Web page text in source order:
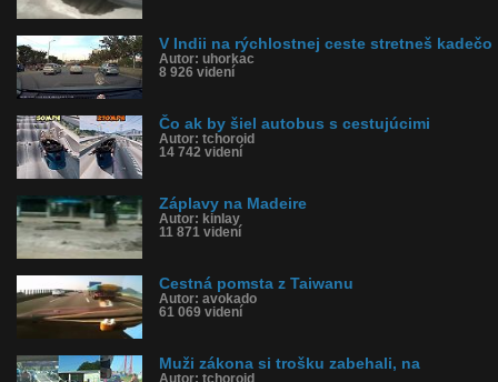
V Indii na rýchlostnej ceste stretneš kadečo
Autor: uhorkac
8 926 videní
Čo ak by šiel autobus s cestujúcimi
Autor: tchoroid
14 742 videní
Záplavy na Madeire
Autor: kinlay
11 871 videní
Cestná pomsta z Taiwanu
Autor: avokado
61 069 videní
Muži zákona si trošku zabehali, na
Autor: tchoroid